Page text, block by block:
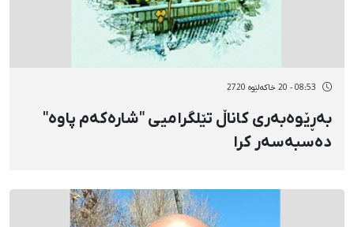
08:53 - 20 خاکەلێوه 2720
بەڕێوەبەری کاناڵ تێلگرامیی "شارەکەم پاوە"
دەسبەسەر کرا